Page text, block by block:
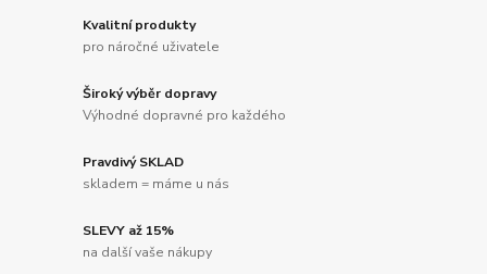
Kvalitní produkty
pro náročné uživatele
Široký výběr dopravy
Výhodné dopravné pro každého
Pravdivý SKLAD
skladem = máme u nás
SLEVY až 15%
na další vaše nákupy